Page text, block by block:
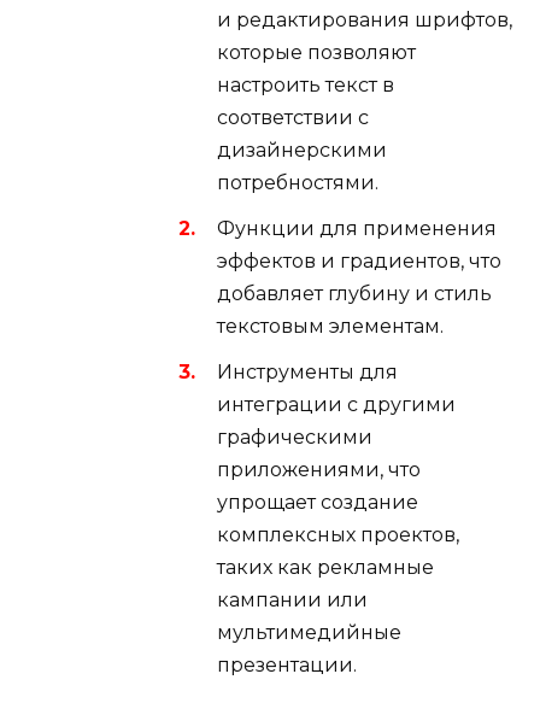
и редактирования шрифтов,
которые позволяют
настроить текст в
соответствии с
дизайнерскими
потребностями.
Функции для применения
эффектов и градиентов, что
добавляет глубину и стиль
текстовым элементам.
Инструменты для
интеграции с другими
графическими
приложениями, что
упрощает создание
комплексных проектов,
таких как рекламные
кампании или
мультимедийные
презентации.